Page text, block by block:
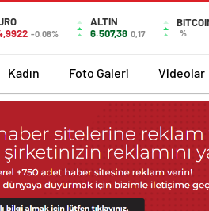
-0.06%
ALTIN
6.507,38 0,17 %
Kadın Foto Galeri Videolar